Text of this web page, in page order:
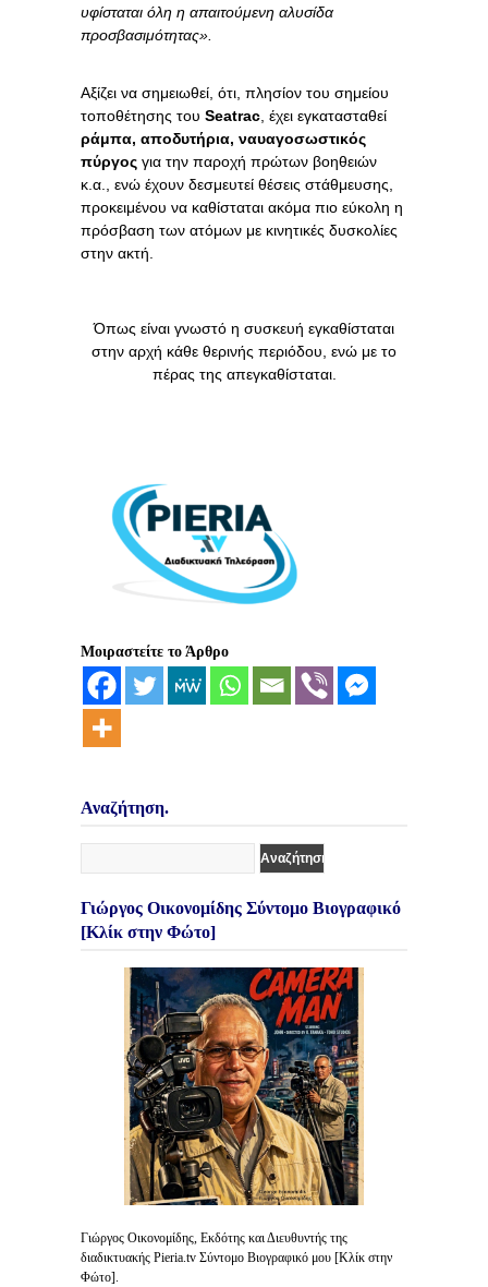
υφίσταται όλη η απαιτούμενη αλυσίδα
προσβασιμότητας».
Αξίζει να σημειωθεί, ότι, πλησίον του σημείου
τοποθέτησης του Seatrac , έχει εγκατασταθεί
ράμπα, αποδυτήρια, ναυαγοσωστικός
πύργος για την παροχή πρώτων βοηθειών
κ.α., ενώ έχουν δεσμευτεί θέσεις στάθμευσης,
προκειμένου να καθίσταται ακόμα πιο εύκολη η
πρόσβαση των ατόμων με κινητικές δυσκολίες
στην ακτή.
Όπως είναι γνωστό η συσκευή εγκαθίσταται
στην αρχή κάθε θερινής περιόδου, ενώ με το
πέρας της απεγκαθίσταται.
Μοιραστείτε το Άρθρο
Αναζήτηση.
Γιώργος Οικονομίδης Σύντομο Βιογραφικό
[Κλίκ στην Φώτο]
Γιώργος Οικονομίδης, Εκδότης και Διευθυντής της
διαδικτυακής Pieria.tv Σύντομο Βιογραφικό μου [Κλίκ στην
Φώτο].